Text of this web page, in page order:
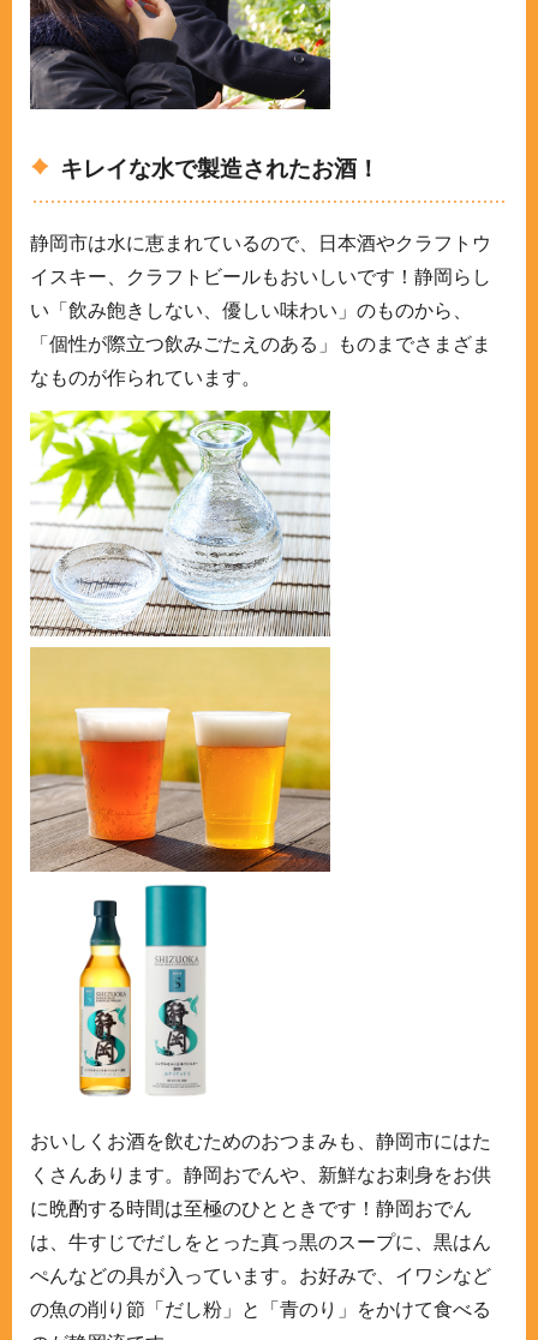
キレイな水で製造されたお酒！
静岡市は水に恵まれているので、日本酒やクラフトウ
イスキー、クラフトビールもおいしいです！静岡らし
い「飲み飽きしない、優しい味わい」のものから、
「個性が際立つ飲みごたえのある」ものまでさまざま
なものが作られています。
おいしくお酒を飲むためのおつまみも、静岡市にはた
くさんあります。静岡おでんや、新鮮なお刺身をお供
に晩酌する時間は至極のひとときです！静岡おでん
は、牛すじでだしをとった真っ黒のスープに、黒はん
ぺんなどの具が入っています。お好みで、イワシなど
の魚の削り節「だし粉」と「青のり」をかけて食べる